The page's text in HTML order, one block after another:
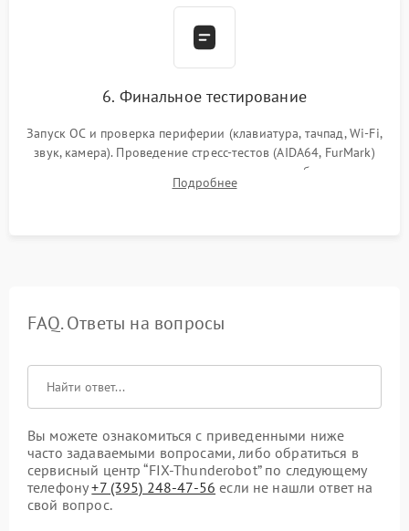
6. Финальное тестирование
Запуск ОС и проверка периферии (клавиатура, тачпад, Wi-Fi,
звук, камера). Проведение стресс-тестов (AIDA64, FurMark)
для контроля температурного режима и стабильности
системы под пиковой нагрузкой.
Подробнее
FAQ. Ответы на вопросы
Вы можете ознакомиться с приведенными ниже
часто задаваемыми вопросами, либо обратиться в
сервисный центр “FIX-Thunderobot” по следующему
телефону+7 (395) 248-47-56 если не нашли ответ на
свой вопрос.